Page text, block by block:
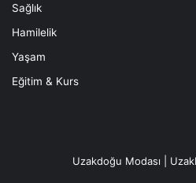
Sağlık
Hamilelik
Yaşam
Eğitim & Kurs
Uzakdoğu Modası |